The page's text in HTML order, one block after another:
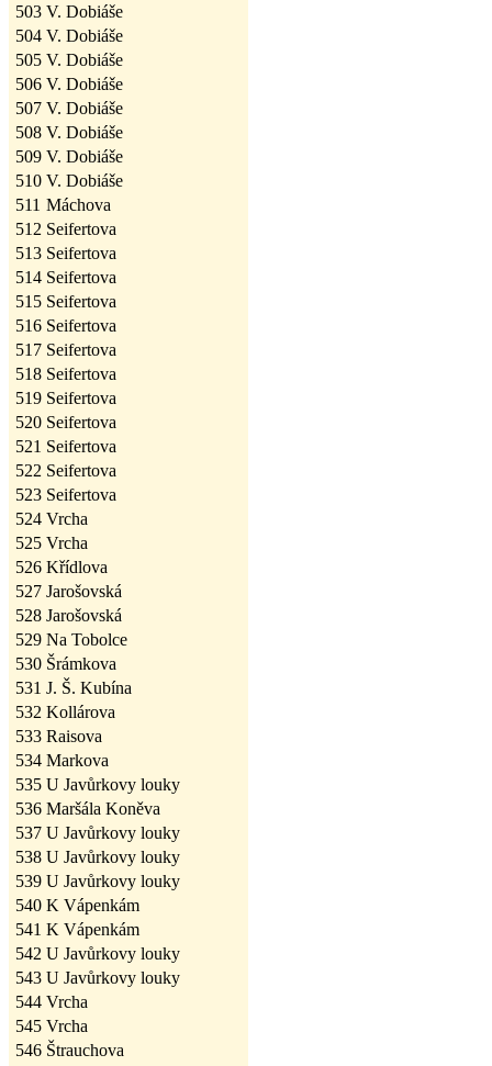
503 V. Dobiáše
504 V. Dobiáše
505 V. Dobiáše
506 V. Dobiáše
507 V. Dobiáše
508 V. Dobiáše
509 V. Dobiáše
510 V. Dobiáše
511 Máchova
512 Seifertova
513 Seifertova
514 Seifertova
515 Seifertova
516 Seifertova
517 Seifertova
518 Seifertova
519 Seifertova
520 Seifertova
521 Seifertova
522 Seifertova
523 Seifertova
524 Vrcha
525 Vrcha
526 Křídlova
527 Jarošovská
528 Jarošovská
529 Na Tobolce
530 Šrámkova
531 J. Š. Kubína
532 Kollárova
533 Raisova
534 Markova
535 U Javůrkovy louky
536 Maršála Koněva
537 U Javůrkovy louky
538 U Javůrkovy louky
539 U Javůrkovy louky
540 K Vápenkám
541 K Vápenkám
542 U Javůrkovy louky
543 U Javůrkovy louky
544 Vrcha
545 Vrcha
546 Štrauchova